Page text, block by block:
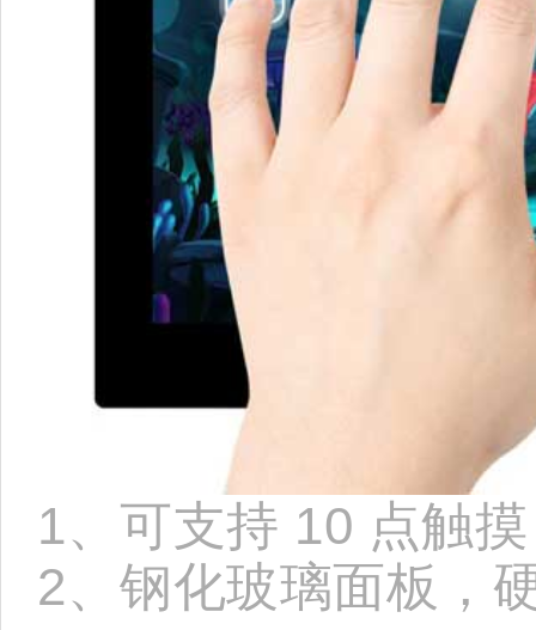
1、可支持 10 点触
2、钢化玻璃面板，